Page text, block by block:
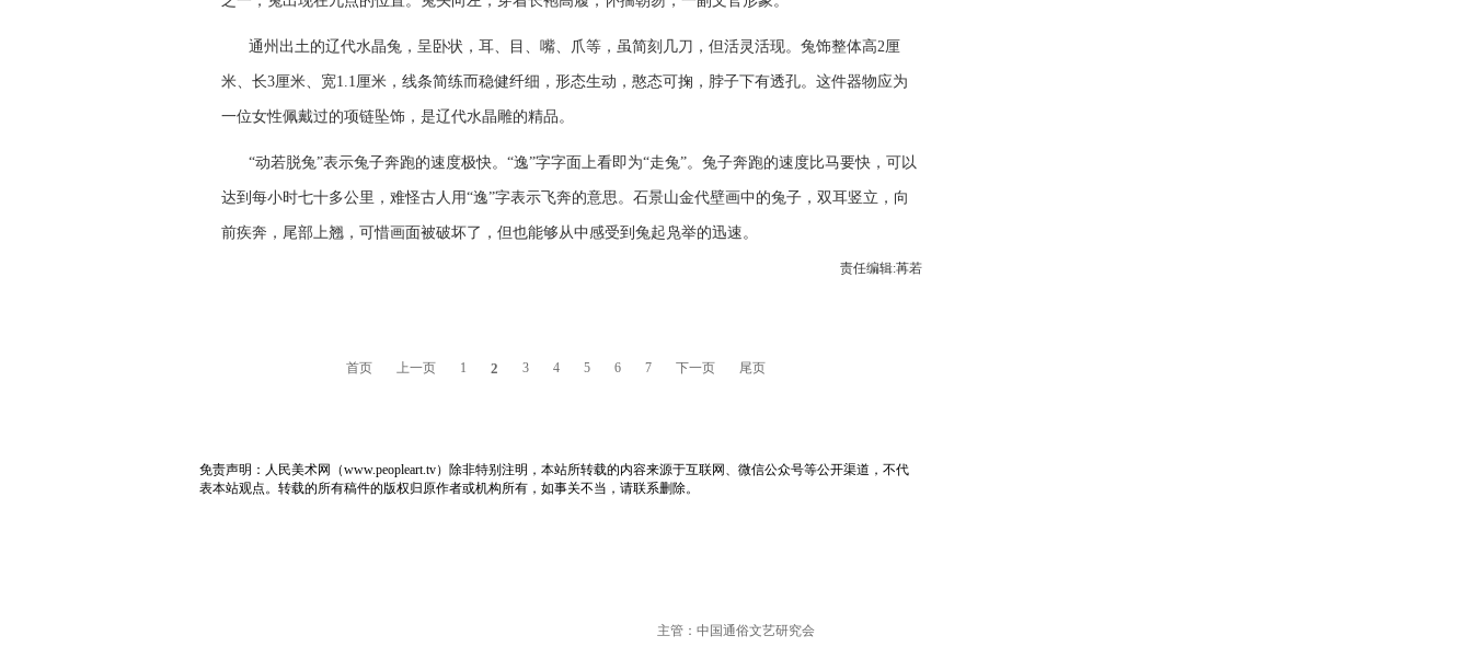
通州出土的辽代水晶兔，呈卧状，耳、目、嘴、爪等，虽简刻几刀，但活灵活现。兔饰整体高2厘
米、长3厘米、宽1.1厘米，线条简练而稳健纤细，形态生动，憨态可掬，脖子下有透孔。这件器物应为
一位女性佩戴过的项链坠饰，是辽代水晶雕的精品。
“动若脱兔”表示兔子奔跑的速度极快。“逸”字字面上看即为“走兔”。兔子奔跑的速度比马要快，可以
达到每小时七十多公里，难怪古人用“逸”字表示飞奔的意思。石景山金代壁画中的兔子，双耳竖立，向
前疾奔，尾部上翘，可惜画面被破坏了，但也能够从中感受到兔起凫举的迅速。
责任编辑:苒若
首页 上一页 1 2 3 4 5 6 7 下一页 尾页
免责声明：人民美术网（www.peopleart.tv）除非特别注明，本站所转载的内容来源于互联网、微信公众号等公开渠道，不代
表本站观点。转载的所有稿件的版权归原作者或机构所有，如事关不当，请联系删除。
主管：中国通俗文艺研究会